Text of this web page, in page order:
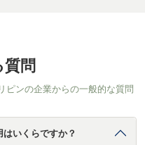
質問
ピンの企業からの一般的な質問
いくらですか？